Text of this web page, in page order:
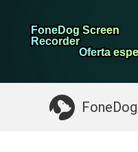
FoneDog Screen
Recorder
FoneDog Screen
Recorder
Oferta
Oferta
FoneDog
Limpiador de
Algo que puede